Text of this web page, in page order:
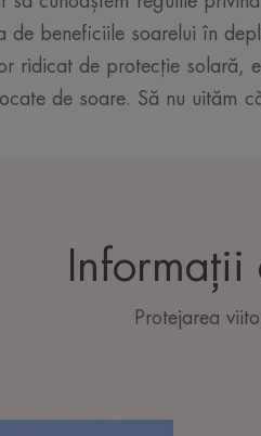
de beneficiile soarelui în
ridicat de protecție solară,
de soare. Să nu uităm
Protejarea